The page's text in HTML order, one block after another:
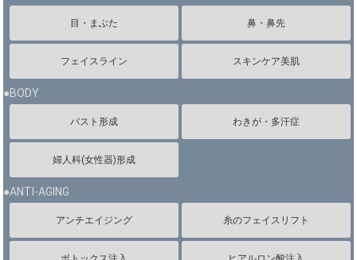
目・まぶた 鼻・鼻先
フェイスライン スキンケア美肌
●BODY
バスト形成 わきが・多汗症
婦人科(女性器)形成
●ANTI-AGING
アンチエイジング 糸のフェイスリフト